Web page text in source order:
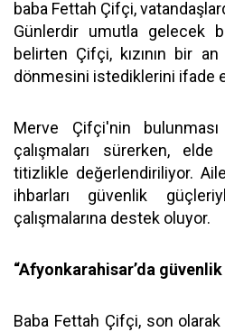
baba Fettah Çifçi,
Günlerdir umutla gelecek
belirten Çifçi, kızının bir
dönmesini istediklerini ifade
Merve Çifçi'nin
çalışmaları sürerken,
titizlikle değerlendiriliyor.
ihbarları güvenlik
çalışmalarına destek oluyor.
“Afyonkarahisar’da güvenlik
Baba Fettah Çifçi, son